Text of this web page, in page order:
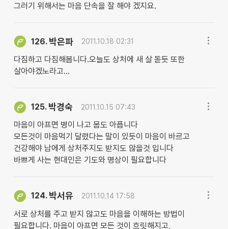
그러기 위해서는 마음 단속을 잘 해야 겠지요.
126. 박은파 2011.10.18 02:31
다짐하고 다짐해봅니다.오늘도 상처에 새 살 돋듯 또한
살아야겠노라고...
125. 박경숙 2011.10.15 07:43
마음이 아프면 병이 나고 몸도 아픕니다
모든것이 마음먹기 달렸다는 말이 있듯이 마음이 바르고
건강해야 남에게 상처주지도 받지도 않을것 입니다
바쁘게 사는 현대인은 기도와 명상이 필요합니다
124. 박서유 2011.10.14 17:58
서로 상처를 주고 받지 않고도 마음을 이해하는 방법이
필요합니다. 마음이 아프면 모든 것이 흐릿해지고,